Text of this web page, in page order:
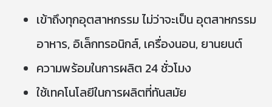
เข้าถึงทุกอุตสาหกรรม ไม่ว่าจะเป็น อุตสาหกรรม
อาหาร, อิเล็กทรอนิกส์, เครื่องนอน, ยานยนต์
ความพร้อมในการผลิต 24 ชั่วโมง
ใช้เทคโนโลยีในการผลิตที่ทันสมัย